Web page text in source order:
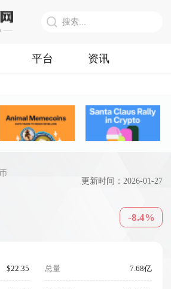
平台 资讯
更新时间：2026-01-27
-8.4%
$22.35 总量 7.68亿